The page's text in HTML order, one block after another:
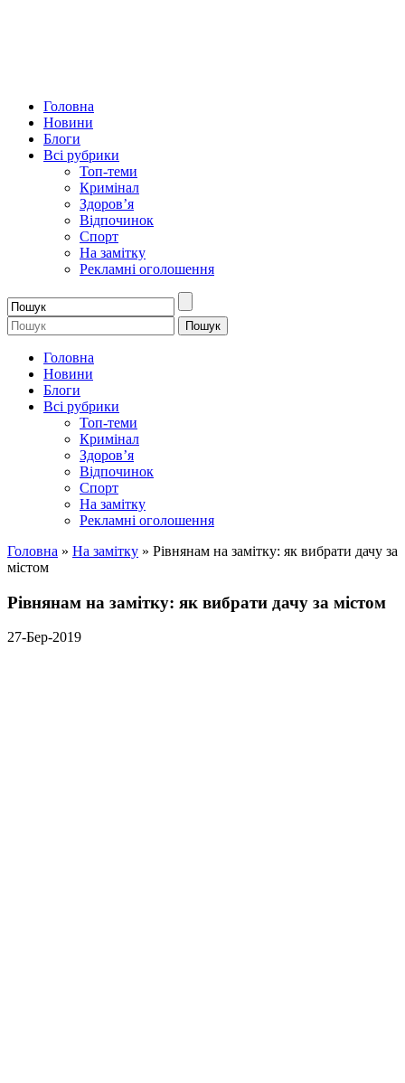
Головна
Новини
Блоги
Всі рубрики
Топ-теми
Кримінал
Здоров’я
Відпочинок
Спорт
На замітку
Рекламні оголошення
Головна
Новини
Блоги
Всі рубрики
Топ-теми
Кримінал
Здоров’я
Відпочинок
Спорт
На замітку
Рекламні оголошення
Головна » На замітку » Рівнянам на замітку: як вибрати дачу за
містом
Рівнянам на замітку: як вибрати дачу за містом
27-Бер-2019